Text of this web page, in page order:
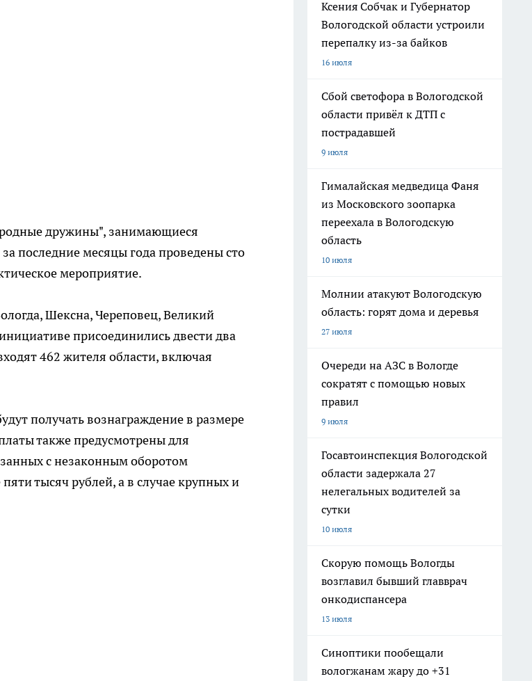
дружины", занимающиеся
последние месяцы года проведены сто
мероприятие.
Шексна, Череповец, Великий
присоединились двести два
462 жителя области, включая
получать вознаграждение в размере
также предусмотрены для
с незаконным оборотом
тысяч рублей, а в случае крупных и
Ксения Собчак и Губернатор
Вологодской области устроили
перепалку из-за байков
16 июля
Сбой светофора в Вологодской
области привёл к ДТП с
пострадавшей
9 июля
Гималайская медведица Фаня
из Московского зоопарка
переехала в Вологодскую
область
10 июля
Молнии атакуют Вологодскую
область: горят дома и деревья
27 июля
Очереди на АЗС в Вологде
сократят с помощью новых
правил
9 июля
Госавтоинспекция Вологодской
области задержала 27
нелегальных водителей за
сутки
10 июля
Скорую помощь Вологды
возглавил бывший главврач
онкодиспансера
13 июля
Синоптики пообещали
вологжанам жару до +31